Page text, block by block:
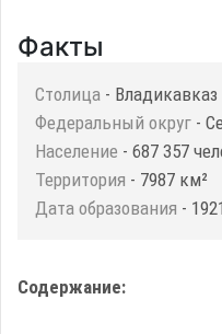
Факты
Столица - Владикавказ
Федеральный округ -
Население - 687 357
Территория - 7987 км²
Дата образования -
Содержание: